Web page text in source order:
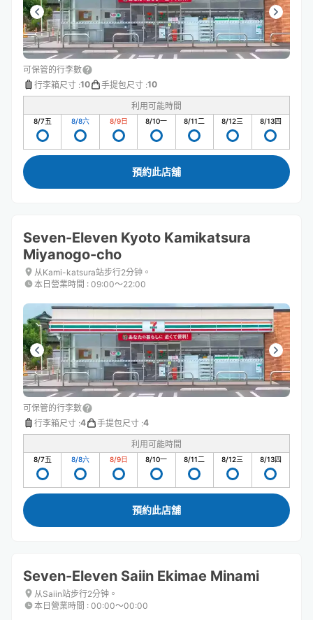
可保管的行李數
行李箱尺寸 :10 手提包尺寸 :10
利用可能時間
8/7五 8/8六 8/9日 8/10一 8/11二 8/12三 8/13四
預約此店舖
Seven-Eleven Kyoto Kamikatsura
Miyanogo-cho
从Kami-katsura站步行2分钟。
本日營業時間 : 09:00〜22:00
可保管的行李數
行李箱尺寸 :4 手提包尺寸 :4
利用可能時間
8/7五 8/8六 8/9日 8/10一 8/11二 8/12三 8/13四
預約此店舖
Seven-Eleven Saiin Ekimae Minami
从Saiin站步行2分钟。
本日營業時間 : 00:00〜00:00